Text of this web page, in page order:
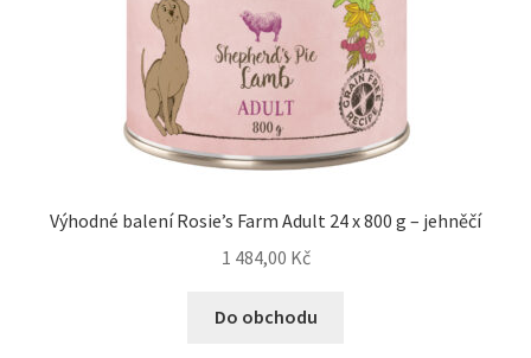
Výhodné balení Rosie’s Farm Adult 24 x 800 g – jehněčí
1 484,00 Kč
Do obchodu